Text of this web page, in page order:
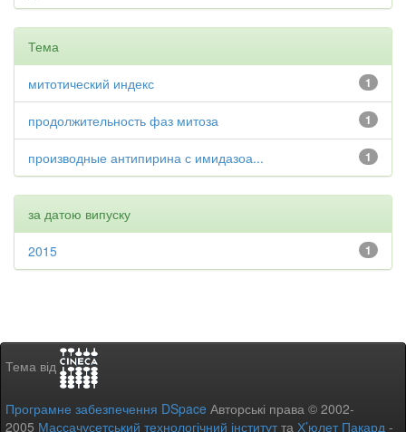
Тема
1
митотический индекс
1
продолжительность фаз митоза
1
производные антипирина с имидазоа...
за датою випуску
1
2015
Тема від
Програмне забезпечення DSpace Авторські права © 2002-
2005 Массачусетський технологічний інститутта Х’юлет Пакард -